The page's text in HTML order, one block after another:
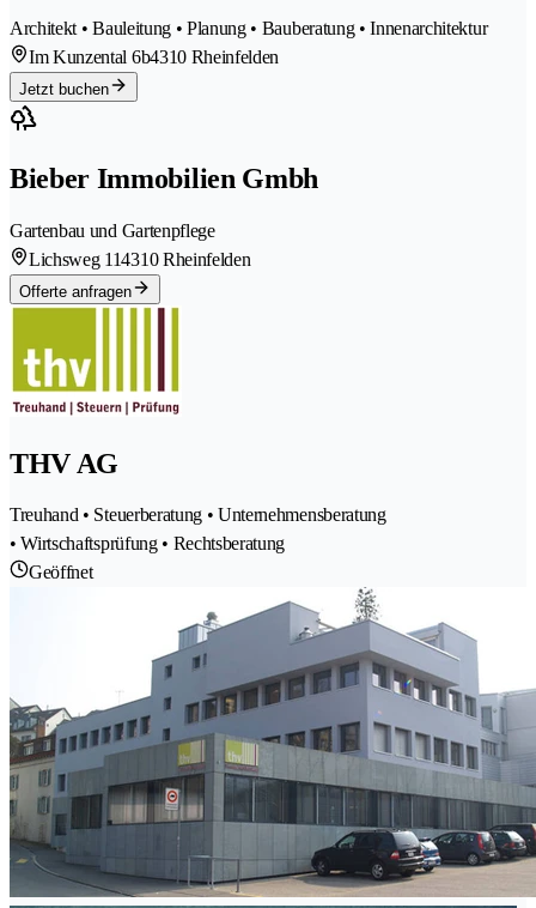
Architekt • Bauleitung • Planung • Bauberatung • Innenarchitektur
Im Kunzental 6b4310 Rheinfelden
Jetzt buchen
Bieber Immobilien Gmbh
Gartenbau und Gartenpflege
Lichsweg 114310 Rheinfelden
Offerte anfragen
THV AG
Treuhand • Steuerberatung • Unternehmensberatung
• Wirtschaftsprüfung • Rechtsberatung
Geöffnet